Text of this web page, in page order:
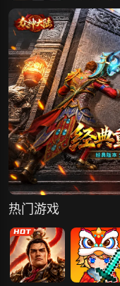
魔法纸牌接龙 傲视神魔传
热门游戏